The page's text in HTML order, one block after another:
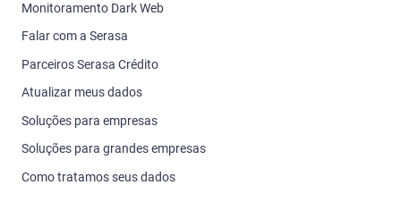
Monitoramento Dark Web
Falar com a Serasa
Parceiros Serasa Crédito
Atualizar meus dados
Soluções para empresas
Soluções para grandes empresas
Como tratamos seus dados